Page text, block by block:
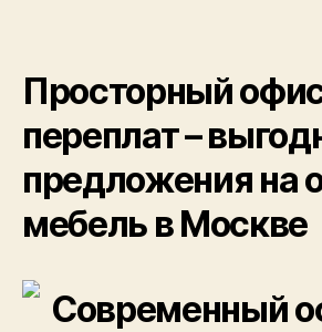
Просторный
переплат –
предложения на
мебель в Москве
Современный